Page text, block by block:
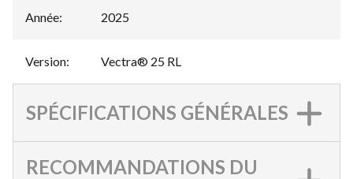
Année: 2025
Version: Vectra® 25 RL
SPÉCIFICATIONS GÉNÉRALES
RECOMMANDATIONS DU